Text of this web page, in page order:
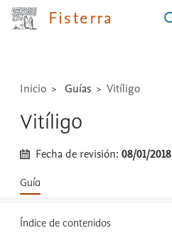
Fisterra
técnicas
Inicio Guías Vitíligo
Vitíligo
Fecha de revisión:08/01/2018
Guía
Índice de contenidos